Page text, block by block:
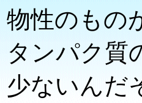
物性のもの
タンパク質
少ないんだ